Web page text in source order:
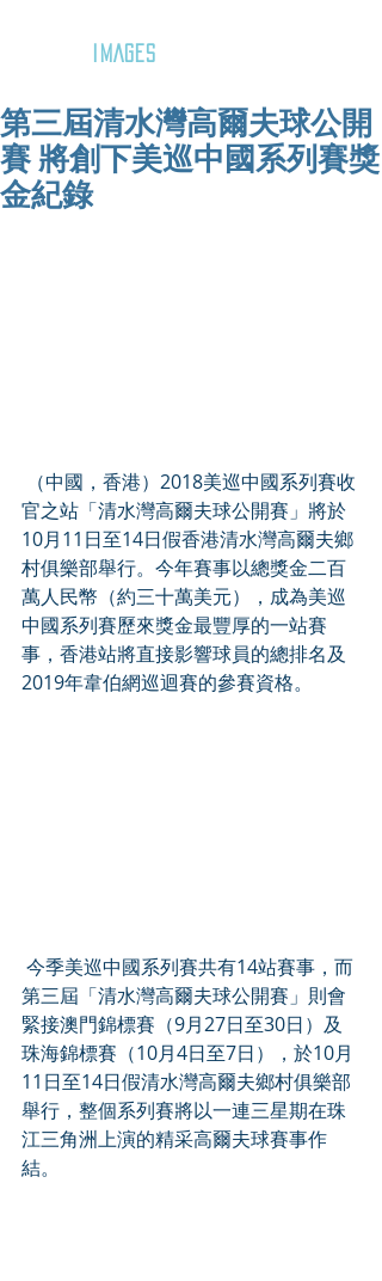
IMAGES
第三屆清水灣高爾夫球公開
賽 將創下美巡中國系列賽獎
金紀錄
官之站「清水灣高爾夫球公開賽」將於
10月11日至14日假香港清水灣高爾夫鄉
村俱樂部舉行。今年賽事以總獎金二百
萬人民幣（約三十萬美元），成為美巡
中國系列賽歷來獎金最豐厚的一站賽
事，香港站將直接影響球員的總排名及
2019年韋伯網巡迴賽的參賽資格。
第三屆「清水灣高爾夫球公開賽」則會
緊接澳門錦標賽（9月27日至30日）及
珠海錦標賽（10月4日至7日），於10月
11日至14日假清水灣高爾夫鄉村俱樂部
舉行，整個系列賽將以一連三星期在珠
江三角洲上演的精采高爾夫球賽事作
結。